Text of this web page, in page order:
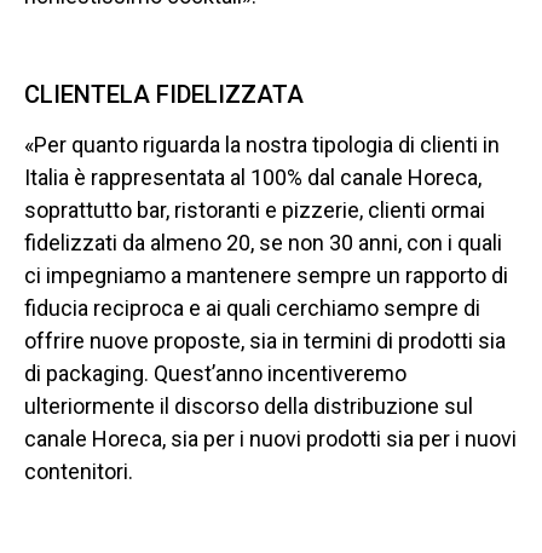
CLIENTELA FIDELIZZATA
«Per quanto riguarda la nostra tipologia di clienti in
Italia è rappresentata al 100% dal canale Horeca,
soprattutto bar, ristoranti e pizzerie, clienti ormai
fidelizzati da almeno 20, se non 30 anni, con i quali
ci impegniamo a mantenere sempre un rapporto di
fiducia reciproca e ai quali cerchiamo sempre di
offrire nuove proposte, sia in termini di prodotti sia
di packaging. Quest’anno incentiveremo
ulteriormente il discorso della distribuzione sul
canale Horeca, sia per i nuovi prodotti sia per i nuovi
contenitori.